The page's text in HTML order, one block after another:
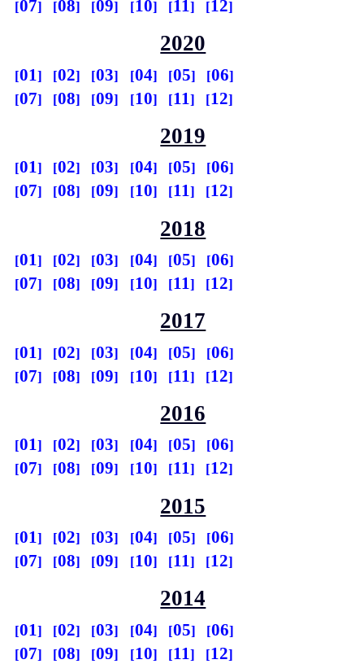
07 08 09 10 11 12
2020
01 02 03 04 05
06
07
08 09 10 11 12
2019
01 02 03 04 05
06
07
08 09 10 11 12
2018
01 02 03 04 05
06
07
08 09 10 11 12
2017
01 02 03 04 05
06
07
08 09 10 11 12
2016
01 02 03 04 05
06
07
08 09 10 11 12
2015
01 02 03 04 05
06
07
08 09 10 11 12
2014
01 02 03 04 05
06
07
08 09 10 11 12